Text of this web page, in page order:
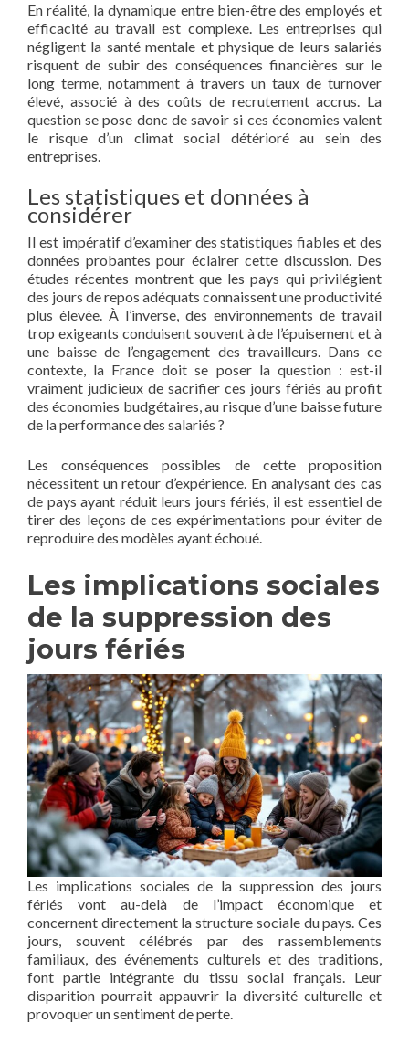
En réalité, la dynamique entre bien-être des employés et
efficacité au travail est complexe. Les entreprises qui
négligent la santé mentale et physique de leurs salariés
risquent de subir des conséquences financières sur le
long terme, notamment à travers un taux de turnover
élevé, associé à des coûts de recrutement accrus. La
question se pose donc de savoir si ces économies valent
le risque d’un climat social détérioré au sein des
entreprises.
Les statistiques et données à
considérer
Il est impératif d’examiner des statistiques fiables et des
données probantes pour éclairer cette discussion. Des
études récentes montrent que les pays qui privilégient
des jours de repos adéquats connaissent une productivité
plus élevée. À l’inverse, des environnements de travail
trop exigeants conduisent souvent à de l’épuisement et à
une baisse de l’engagement des travailleurs. Dans ce
contexte, la France doit se poser la question : est-il
vraiment judicieux de sacrifier ces jours fériés au profit
des économies budgétaires, au risque d’une baisse future
de la performance des salariés ?
Les conséquences possibles de cette proposition
nécessitent un retour d’expérience. En analysant des cas
de pays ayant réduit leurs jours fériés, il est essentiel de
tirer des leçons de ces expérimentations pour éviter de
reproduire des modèles ayant échoué.
Les implications sociales
de la suppression des
jours fériés
Les implications sociales de la suppression des jours
fériés vont au-delà de l’impact économique et
concernent directement la structure sociale du pays. Ces
jours, souvent célébrés par des rassemblements
familiaux, des événements culturels et des traditions,
font partie intégrante du tissu social français. Leur
disparition pourrait appauvrir la diversité culturelle et
provoquer un sentiment de perte.